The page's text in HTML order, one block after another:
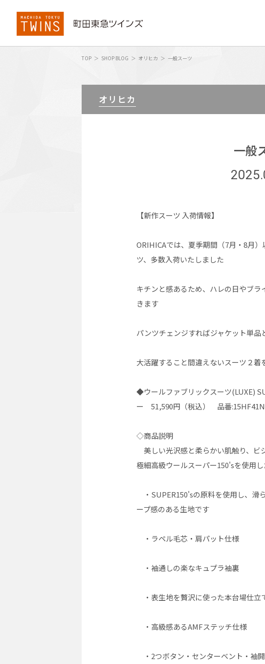
TOP SHOP BLOG オリヒカ 一般スーツ
オリヒカ
一般
【新作スーツ 入荷情報】
ORIHICAでは、夏季期間（7月・8月
ツ、多数入荷いたしました
キチンと感あるため、ハレの日やブ
きます
パンツチェンジすればジャケット単
大活躍すること間違えないスーツ２着
◆ウールファブリックスーツ(LUXE)
ー 51,590円（税込） 品番
◇商品説明
美しい光沢感と柔らかい肌触り、ビ
極細高級ウールスーパー150'sを使用
・SUPER150'sの原料を使用し、滑
ープ感のある生地です
・ラペル毛芯・肩パット仕様
・袖通しの楽なキュプラ袖裏
・表生地を贅沢に使った本台場仕立
・高級感あるAMFステッチ仕様
・2つボタン・センターベント・袖